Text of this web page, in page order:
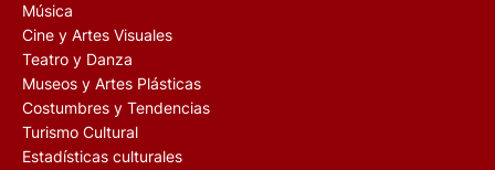
Música
Cine y Artes Visuales
Teatro y Danza
Museos y Artes Plásticas
Costumbres y Tendencias
Turismo Cultural
Estadísticas culturales